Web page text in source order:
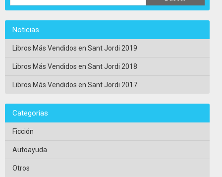
Noticias
Libros Más Vendidos en Sant Jordi 2019
Libros Más Vendidos en Sant Jordi 2018
Libros Más Vendidos en Sant Jordi 2017
Categorias
Ficción
Autoayuda
Otros